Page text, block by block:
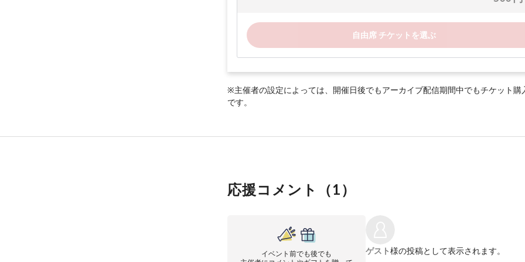
自由席 チケットを選ぶ
※主催者の設定によっては、開催日後でもアーカイブ配信期間中でもチケット購
です。
応援コメント（1）
イベント前でも後でも
ゲスト様の投稿として表示されます。